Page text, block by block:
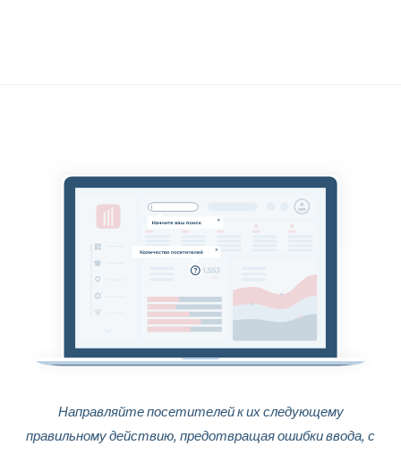
Направляйте посетителей к их следующему
правильному действию, предотвращая ошибки ввода, с